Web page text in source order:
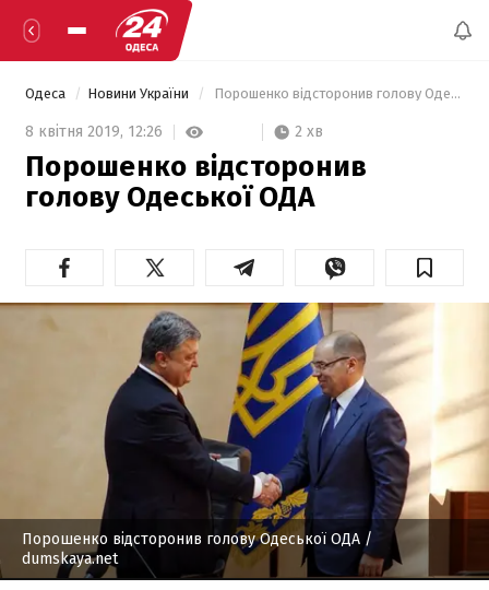
Одеса Новини України Порошенко відсторонив голову Одеської ОДА
8 квітня 2019, 12:26 2 хв
Порошенко відсторонив
голову Одеської ОДА
Порошенко відсторонив голову Одеської ОДА /
dumskaya.net